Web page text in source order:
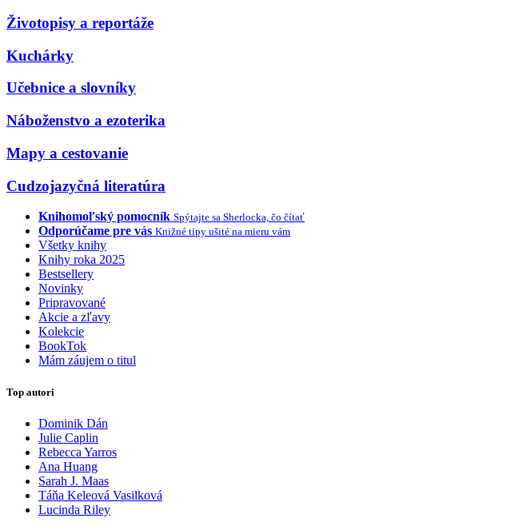
Životopisy a reportáže
Kuchárky
Učebnice a slovníky
Náboženstvo a ezoterika
Mapy a cestovanie
Cudzojazyčná literatúra
Knihomoľský pomocník Spýtajte sa Sherlocka, čo čítať
Odporúčame pre vás Knižné tipy ušité na mieru vám
Všetky knihy
Knihy roka 2025
Bestsellery
Novinky
Pripravované
Akcie a zľavy
Kolekcie
BookTok
Mám záujem o titul
Top autori
Dominik Dán
Julie Caplin
Rebecca Yarros
Ana Huang
Sarah J. Maas
Táňa Keleová Vasilková
Lucinda Riley